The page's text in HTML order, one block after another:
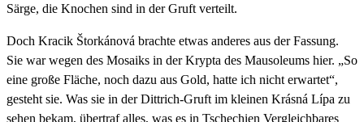
Särge, die Knochen sind in der Gruft verteilt.
Doch Kracik Štorkánová brachte etwas anderes aus der Fassung.
Sie war wegen des Mosaiks in der Krypta des Mausoleums hier. „So
eine große Fläche, noch dazu aus Gold, hatte ich nicht erwartet“,
gesteht sie. Was sie in der Dittrich-Gruft im kleinen Krásná Lípa zu
sehen bekam, übertraf alles, was es in Tschechien Vergleichbares